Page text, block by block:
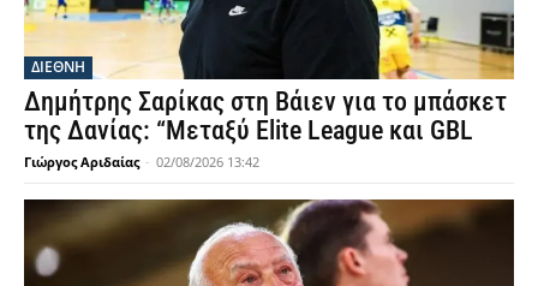
ΔΙΕΘΝΗ
Δημήτρης Σαρίκας στη Βάιεν για το μπάσκετ
της Δανίας: “Μεταξύ Elite League και GBL
Γιώργος Αριδαίας - 02/08/2026 13:42